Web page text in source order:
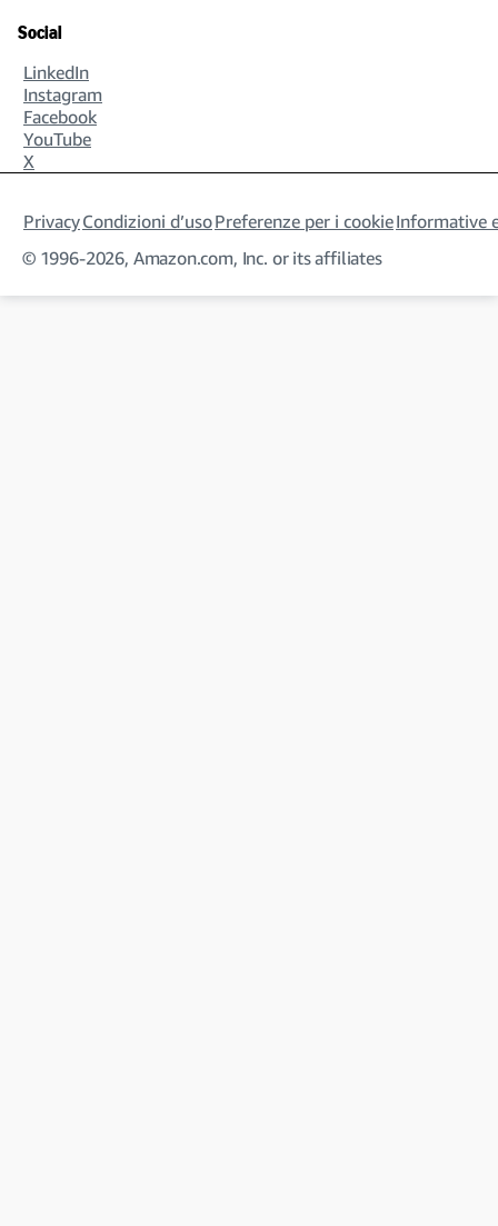
Social
LinkedIn
Instagram
Facebook
YouTube
X
PrivacyCondizioni d’usoPreferenze per i cookieInformative
© 1996-2026, Amazon.com, Inc. or its affiliates